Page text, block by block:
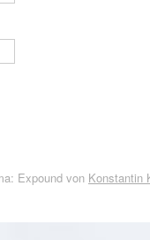
Expound von Konstantin